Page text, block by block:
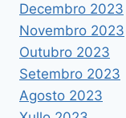
Decembro 2023
Novembro 2023
Outubro 2023
Setembro 2023
Agosto 2023